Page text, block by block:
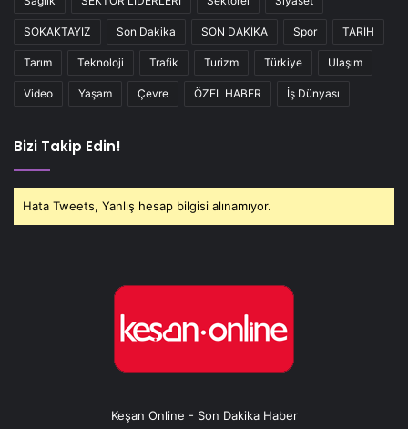
SOKAKTAYIZ Son Dakika SON DAKİKA Spor TARİH
Tarım Teknoloji Trafik Turizm Türkiye Ulaşım
Video Yaşam Çevre ÖZEL HABER İş Dünyası
Bizi Takip Edin!
Hata Tweets, Yanlış hesap bilgisi alınamıyor.
Keşan Online - Son Dakika Haber